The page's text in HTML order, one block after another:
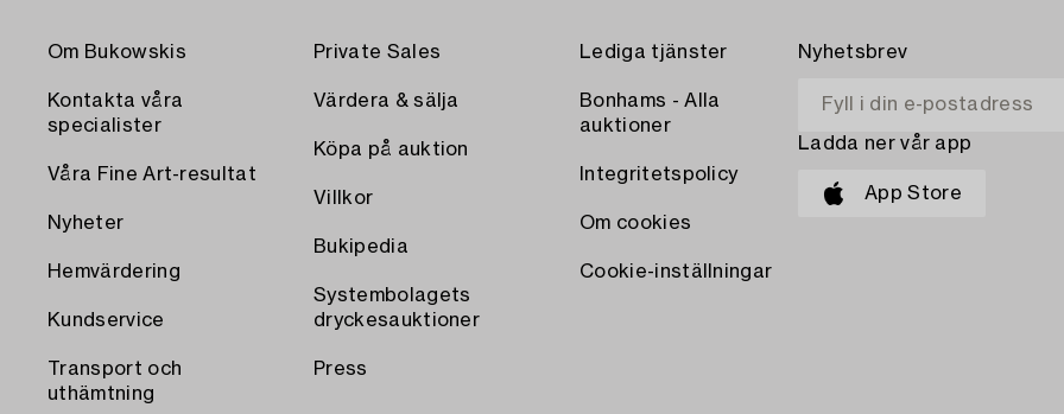
Om Bukowskis
Kontakta våra
specialister
Våra Fine Art-resultat
Nyheter
Hemvärdering
Kundservice
Transport och
uthämtning
Private Sales
Värdera & sälja
Köpa på auktion
Villkor
Bukipedia
Systembolagets
dryckesauktioner
Press
Lediga tjänster
Bonhams - Alla
auktioner
Integritetspolicy
Om cookies
Cookie-inställningar
Nyhetsbrev
Ladda ner vår app
App Store